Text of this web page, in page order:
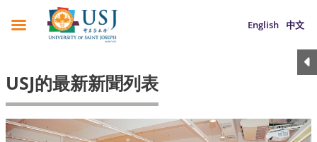
English 中文
USJ的最新新聞列表